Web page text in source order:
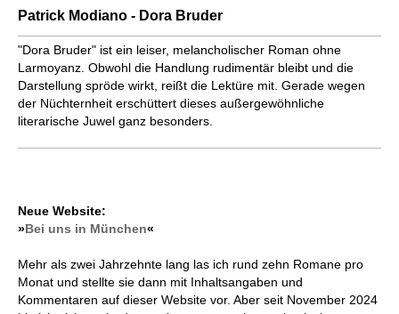
Patrick Modiano - Dora Bruder
"Dora Bruder" ist ein leiser, melan­cholischer Roman ohne
Larmoyanz. Obwohl die Handlung rudimentär bleibt und die
Darstellung spröde wirkt, reißt die Lektüre mit. Gerade wegen
der Nüchternheit erschüttert dieses außergewöhnliche
literarische Juwel ganz besonders.
Neue Website:
»Bei uns in München«
Mehr als zwei Jahrzehnte lang las ich rund zehn Romane pro
Monat und stellte sie dann mit Inhaltsangaben und
Kommentaren auf dieser Website vor. Aber seit November 2024